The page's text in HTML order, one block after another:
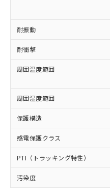
耐振動
耐衝撃
周囲温度範囲
周囲湿度範囲
保護構造
感電保護クラス
PTI（トラッキング特性）
汚染度
正式な納期状
様のお取引先
ムロン制御機
オムロン制御
販売ネ
事前の承諾な
示しないよう
マイパーツ機
ビス）をご利
メンバーズに
あります。
お客様が当ウ
登録された部
および当社の
(PBDE) 1000ppm以下、
ル) (DEHP)(別名：DOP)
（DBP） 1000ppm以下
但し、RoHS指令で産業
フタル酸エステル類の４
図的な使用がないことを
※2 対応予定月
部品在庫の切り替
月が前後すること
※3 非含有証明
ニル類) : 1000ppm、
イソブチル) : 1000ppm
DEHP(フタル酸ビス(2-
「ｅ」：有害物質
準値以下であるこ
「10」：通常の使
質が外部に漏えい
及ぼさない年数を意
い合わせください。
当社は規制貨
全に破砕する
いよう必要な
当社は貴社製
ル、化学兵器
武器並びにこ
当社は、貴社
場合は、上記
該第三者に通
販売先および
り引きをいた
一定数以
一定数に
在庫なし
いては、
たはお客
機器販売
白
受注生産
情報を公